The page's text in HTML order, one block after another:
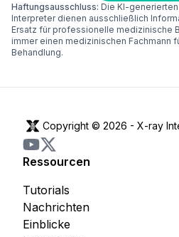
Haftungsausschluss: Die KI-
Interpreter dienen ausschließlich
Ersatz für professionelle medizinische
immer einen medizinischen Fachmann
Behandlung.
Copyright © 2026 - X-ray
Ressourcen
Einblicke
Nachrichten
Tutorials